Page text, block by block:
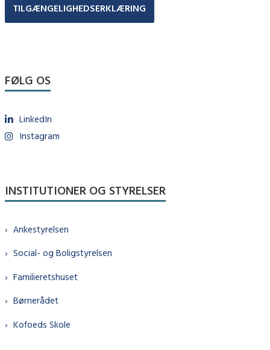
TILGÆNGELIGHEDSERKLÆRING
FØLG OS
LinkedIn
Instagram
INSTITUTIONER OG STYRELSER
Ankestyrelsen
Social- og Boligstyrelsen
Familieretshuset
Børnerådet
Kofoeds Skole